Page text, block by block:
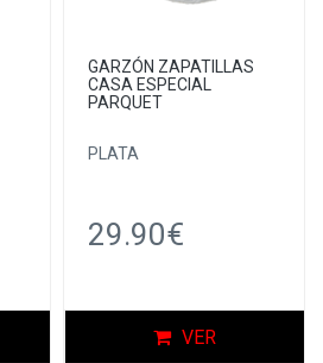
GARZÓN ZAPATILLAS
CASA ESPECIAL
PARQUET
PLATA
29.90€
VER